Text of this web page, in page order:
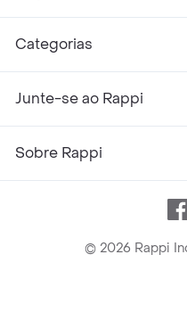
Categorias
Junte-se ao Rappi
Sobre Rappi
© 2026 Rappi